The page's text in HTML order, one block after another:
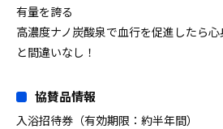
有量を誇る
高濃度ナノ炭酸泉で血行を促進したら
と間違いなし！
協賛品情報
入浴招待券（有効期限：約半年間）